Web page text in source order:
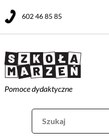
Pomoce dydaktyczne
602 46 85 85